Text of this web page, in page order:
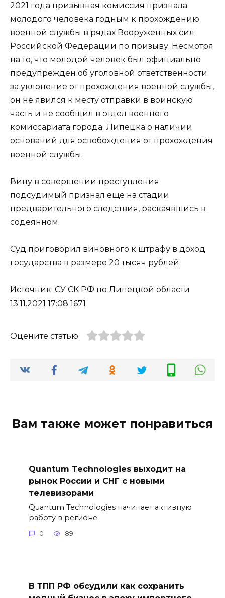
2021 года призывная комиссия признала
молодого человека годным к прохождению
военной службы в рядах Вооруженных сил
Российской Федерации по призыву. Несмотря
на то, что молодой человек был официально
предупрежден об уголовной ответственности
за уклонение от прохождения военной службы,
он не явился к месту отправки в воинскую
часть и не сообщил в отдел военного
комиссариата города Липецка о наличии
оснований для освобождения от прохождения
военной службы.
Вину в совершении преступления
подсудимый признал еще на стадии
предварительного следствия, раскаявшись в
содеянном.
Суд приговорил виновного к штрафу в доход
государства в размере 20 тысяч рублей.
Источник: СУ СК РФ по Липецкой области
13.11.2021 17:08 1671
Оцените статью
Вам также может понравиться
Quantum Technologies выходит на
рынок России и СНГ с новыми
телевизорами
Quantum Technologies начинает активную
работу в регионе
0 89
В ТПП РФ обсудили как сохранить